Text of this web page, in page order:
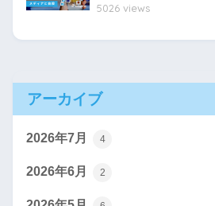
5026 views
アーカイブ
2026年7月 4
2026年6月 2